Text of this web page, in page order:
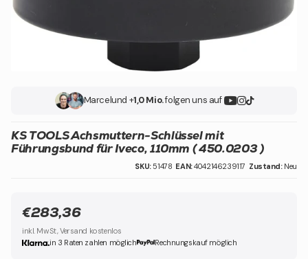
Marcelund +1,0 Mio.folgen uns auf
KS TOOLS Achsmuttern-Schlüssel mit
Führungsbund für Iveco, 110mm ( 450.0203 )
SKU:51478 EAN:4042146239117 Zustand: Neu
€283,36
inkl. MwSt, Versand kostenlos
in 3 Raten zahlen möglich
Rechnungskauf möglich